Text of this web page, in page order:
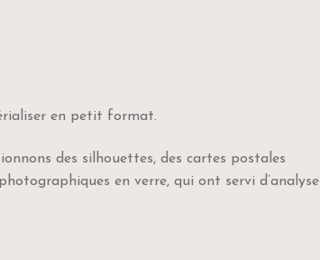
en petit format.
des silhouettes, des cartes postales
en verre, qui ont servi d’analyse